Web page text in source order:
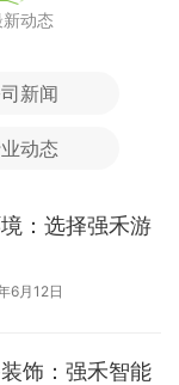
动态
新闻
动态
：选择强禾游
6月12日
饰：强禾智能